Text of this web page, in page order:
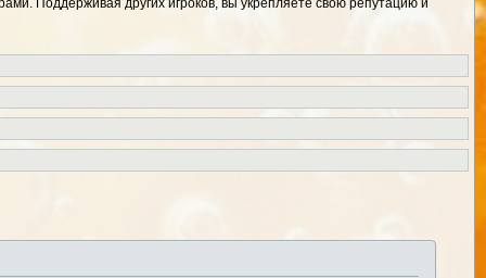
Поддерживая других игроков, вы укрепляете свою репутацию и